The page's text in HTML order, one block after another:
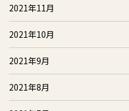
2021年11月
2021年10月
2021年9月
2021年8月